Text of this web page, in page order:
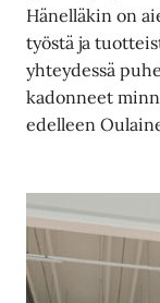
Hänelläkin on
työstä ja
yhteydessä
kadonneet
edelleen